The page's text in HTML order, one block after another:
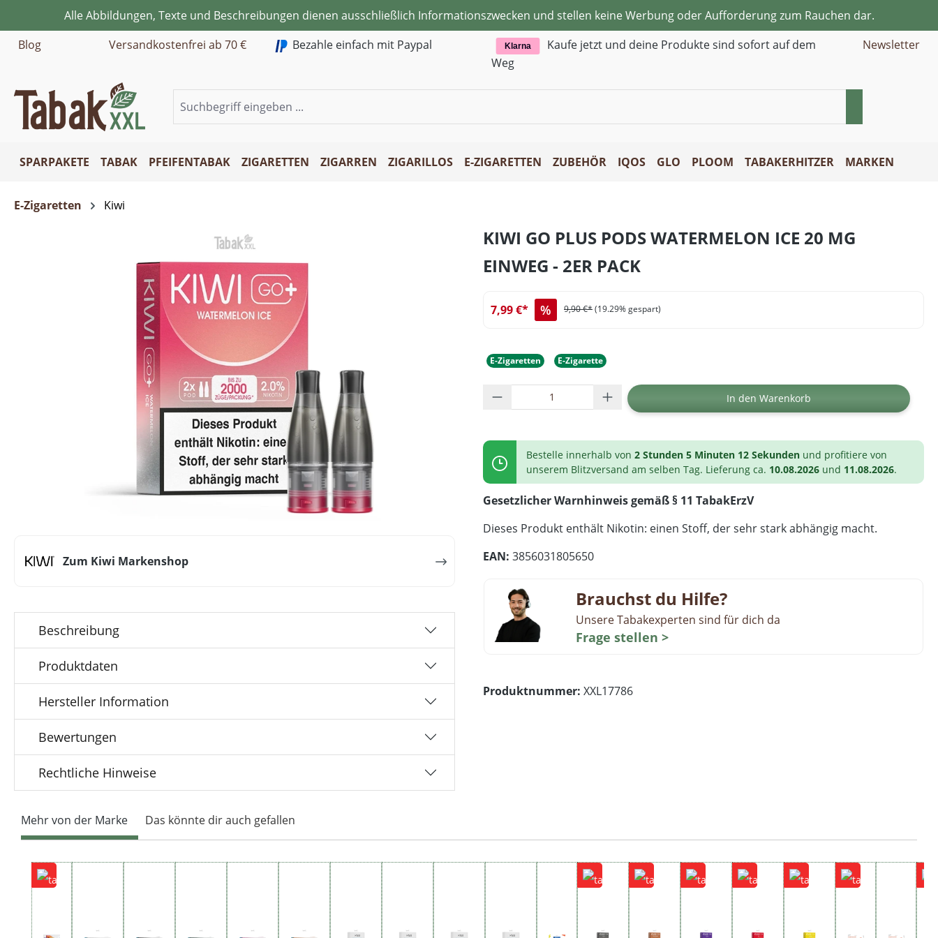
Hauptinhalt springen
Zur Suche springen
Zur Hauptnavigation springen
Alle Abbildungen, Texte und Beschreibungen dienen ausschließlich Informationszwecken und stellen keine Werbung oder Aufforderung zum Rauchen dar.
Blog
Versandkostenfrei ab 70 € Bezahle einfach mit Paypal Klarna
Kaufe jetzt und deine Produkte sind sofort auf dem
Weg
Newsletter
SPARPAKETE TABAK PFEIFENTABAK ZIGARETTEN ZIGARREN ZIGARILLOS E-ZIGARETTEN ZUBEHÖR IQOS GLO PLOOM TABAKERHITZER MARKEN
E-Zigaretten Kiwi
Zum Kiwi Markenshop
Beschreibung
Produktdaten
Hersteller Information
Bewertungen
Rechtliche Hinweise
KIWI GO PLUS PODS WATERMELON ICE 20 MG
EINWEG - 2ER PACK
7,99 €* % 9,90 €*(19.29% gespart)
E-Zigaretten E-Zigarette
Produkt Anzahl: Gib den gewünschten Wert ein oder
In den Warenkorb
Bestelle innerhalb von 2 Stunden 5 Minuten 12 Sekunden und profitiere von
unserem Blitzversand am selben Tag. Lieferung ca. 10.08.2026 und 11.08.2026.
Gesetzlicher Warnhinweis gemäß § 11 TabakErzV
Dieses Produkt enthält Nikotin: einen Stoff, der sehr stark abhängig macht.
EAN: 3856031805650
Brauchst du Hilfe?
Unsere Tabakexperten sind für dich da
Frage stellen >
Produktnummer: XXL17786
Mehr von der Marke Das könnte dir auch gefallen
Produktgalerie überspringen